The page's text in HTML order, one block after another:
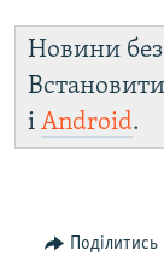
Новини без
Встановити
і Android.
Поділитись